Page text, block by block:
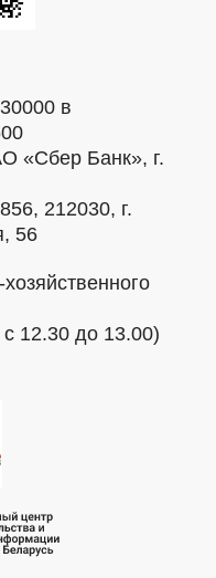
в
«Сбер Банк», г.
212030, г.
56
12.30 до 13.00)